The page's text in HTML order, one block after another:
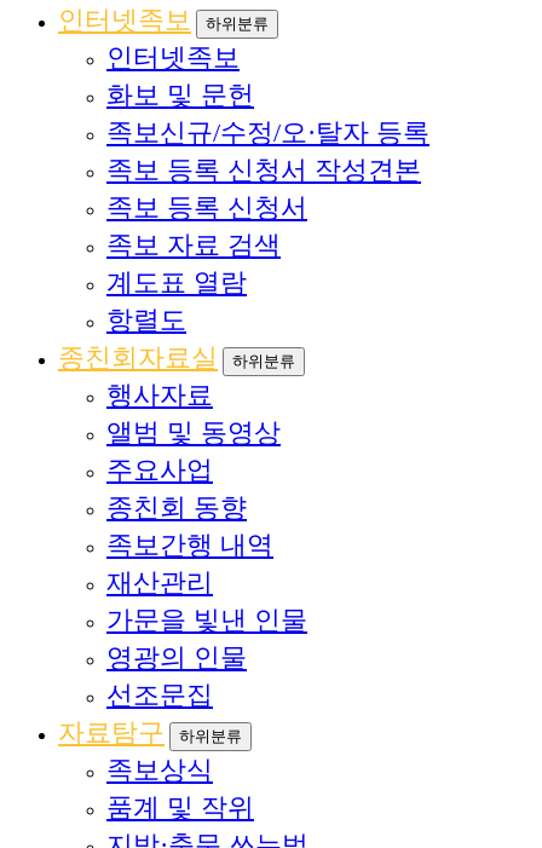
인터넷족보
하위분류
인터넷족보
화보 및 문헌
족보신규/수정/오·탈자 등록
족보 등록 신청서 작성견본
족보 등록 신청서
족보 자료 검색
계도표 열람
항렬도
종친회자료실
하위분류
행사자료
앨범 및 동영상
주요사업
종친회 동향
족보간행 내역
재산관리
가문을 빛낸 인물
영광의 인물
선조문집
자료탐구
하위분류
족보상식
품계 및 작위